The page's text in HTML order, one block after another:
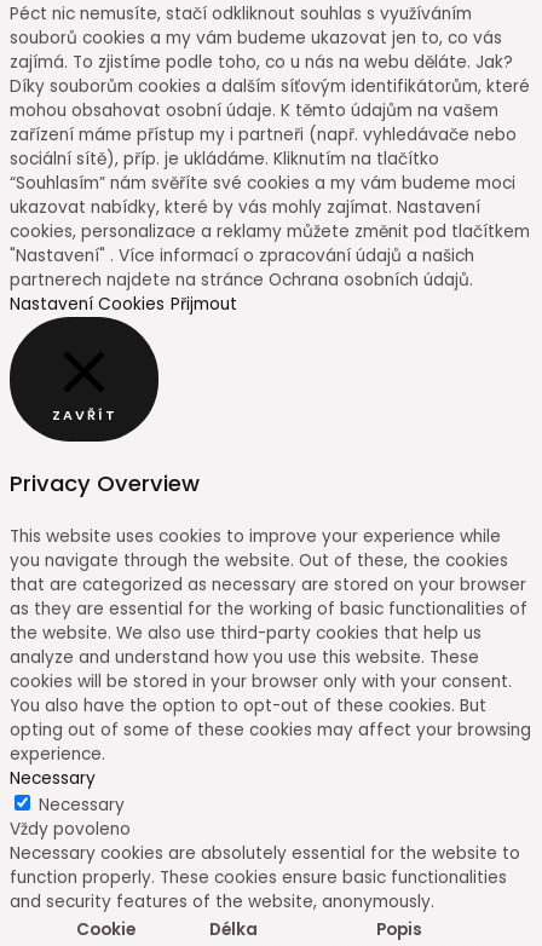
Péct nic nemusíte, stačí odkliknout souhlas s využíváním
souborů cookies a my vám budeme ukazovat jen to, co vás
zajímá. To zjistíme podle toho, co u nás na webu děláte. Jak?
Díky souborům cookies a dalším síťovým identifikátorům, které
mohou obsahovat osobní údaje. K těmto údajům na vašem
zařízení máme přístup my i partneři (např. vyhledávače nebo
sociální sítě), příp. je ukládáme. Kliknutím na tlačítko
“Souhlasím” nám svěříte své cookies a my vám budeme moci
ukazovat nabídky, které by vás mohly zajímat. Nastavení
cookies, personalizace a reklamy můžete změnit pod tlačítkem
"Nastavení" . Více informací o zpracování údajů a našich
partnerech najdete na stránce Ochrana osobních údajů.
Nastavení Cookies Přijmout
ZAVŘÍT
Privacy Overview
This website uses cookies to improve your experience while
you navigate through the website. Out of these, the cookies
that are categorized as necessary are stored on your browser
as they are essential for the working of basic functionalities of
the website. We also use third-party cookies that help us
analyze and understand how you use this website. These
cookies will be stored in your browser only with your consent.
You also have the option to opt-out of these cookies. But
opting out of some of these cookies may affect your browsing
experience.
Necessary
Necessary
Vždy povoleno
Necessary cookies are absolutely essential for the website to
function properly. These cookies ensure basic functionalities
and security features of the website, anonymously.
Cookie
Délka Popis